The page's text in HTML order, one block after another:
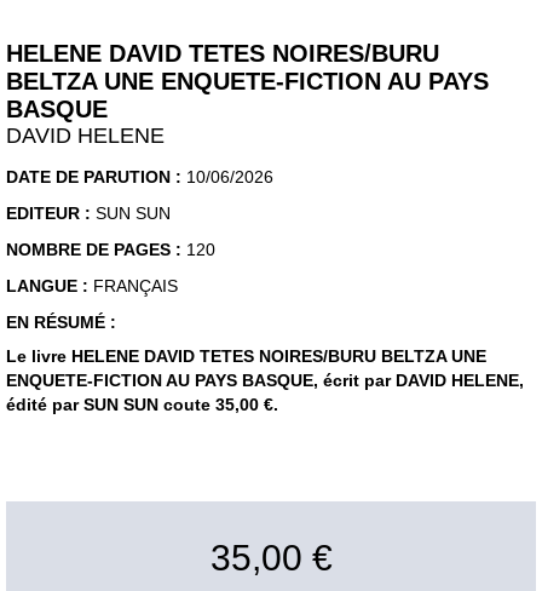
HELENE DAVID TETES NOIRES/BURU
BELTZA UNE ENQUETE-FICTION AU PAYS
BASQUE
DAVID HELENE
DATE DE PARUTION : 10/06/2026
EDITEUR : SUN SUN
NOMBRE DE PAGES : 120
LANGUE : FRANÇAIS
EN RÉSUMÉ :
Le livre HELENE DAVID TETES NOIRES/BURU BELTZA UNE
ENQUETE-FICTION AU PAYS BASQUE, écrit par DAVID HELENE,
édité par SUN SUN coute 35,00 €.
35,00 €